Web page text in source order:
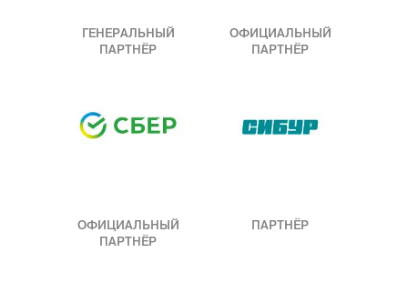
ГЕНЕРАЛЬНЫЙ
ПАРТНЁР
ОФИЦИАЛЬНЫЙ
ПАРТНЁР
ОФИЦИАЛЬНЫЙ
ПАРТНЁР
ПАРТНЁР